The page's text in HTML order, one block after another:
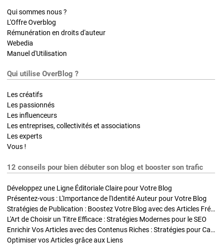
Qui sommes nous ?
L'Offre Overblog
Rémunération en droits d'auteur
Webedia
Manuel d'Utilisation
Qui utilise OverBlog ?
Les créatifs
Les passionnés
Les influenceurs
Les entreprises, collectivités et associations
Les experts
Vous !
12 conseils pour bien débuter son blog et booster son trafic
Développez une Ligne Éditoriale Claire pour Votre Blog
Présentez-vous : L'Importance de l'Identité Auteur pour Votre Blog
Stratégies de Publication : Boostez Votre Blog avec des Articles Fréquents et Exclusifs
L'Art de Choisir un Titre Efficace : Stratégies Modernes pour le SEO
Enrichir Vos Articles avec des Contenus Riches : Stratégies pour Captiver et Optimiser
Optimiser vos Articles grâce aux Liens